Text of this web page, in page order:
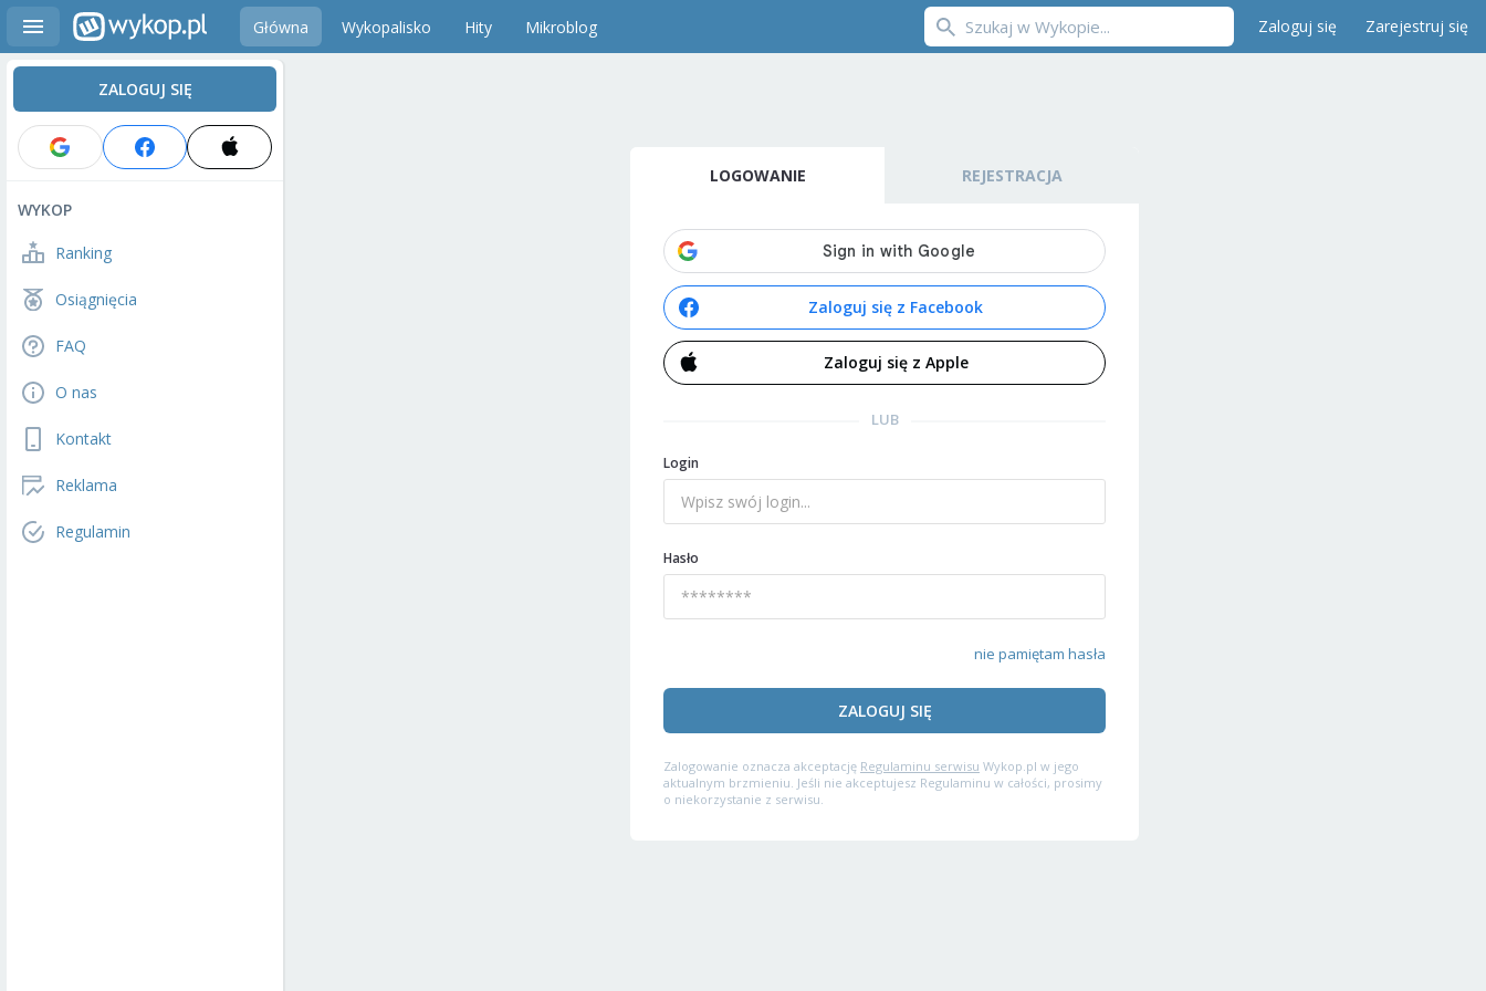
Główna Wykopalisko Hity Mikroblog Zaloguj się Zarejestruj się
ZALOGUJ SIĘ
WYKOP
Ranking
Osiągnięcia
FAQ
O nas
Kontakt
Reklama
Regulamin
LOGOWANIE REJESTRACJA
Zaloguj się z Facebook
Zaloguj się z Apple
LUB
Login
Hasło
nie pamiętam hasła
ZALOGUJ SIĘ
Zalogowanie oznacza akceptację Regulaminu serwisu Wykop.pl w jego
aktualnym brzmieniu. Jeśli nie akceptujesz Regulaminu w całości, prosimy
o niekorzystanie z serwisu.